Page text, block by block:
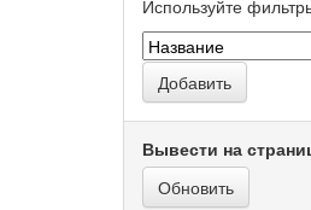
Используйте
Вывести на